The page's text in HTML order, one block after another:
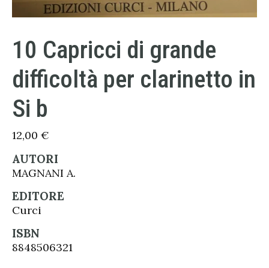
10 Capricci di grande
difficoltà per clarinetto in
Si b
12,00 €
AUTORI
MAGNANI A.
EDITORE
Curci
ISBN
8848506321